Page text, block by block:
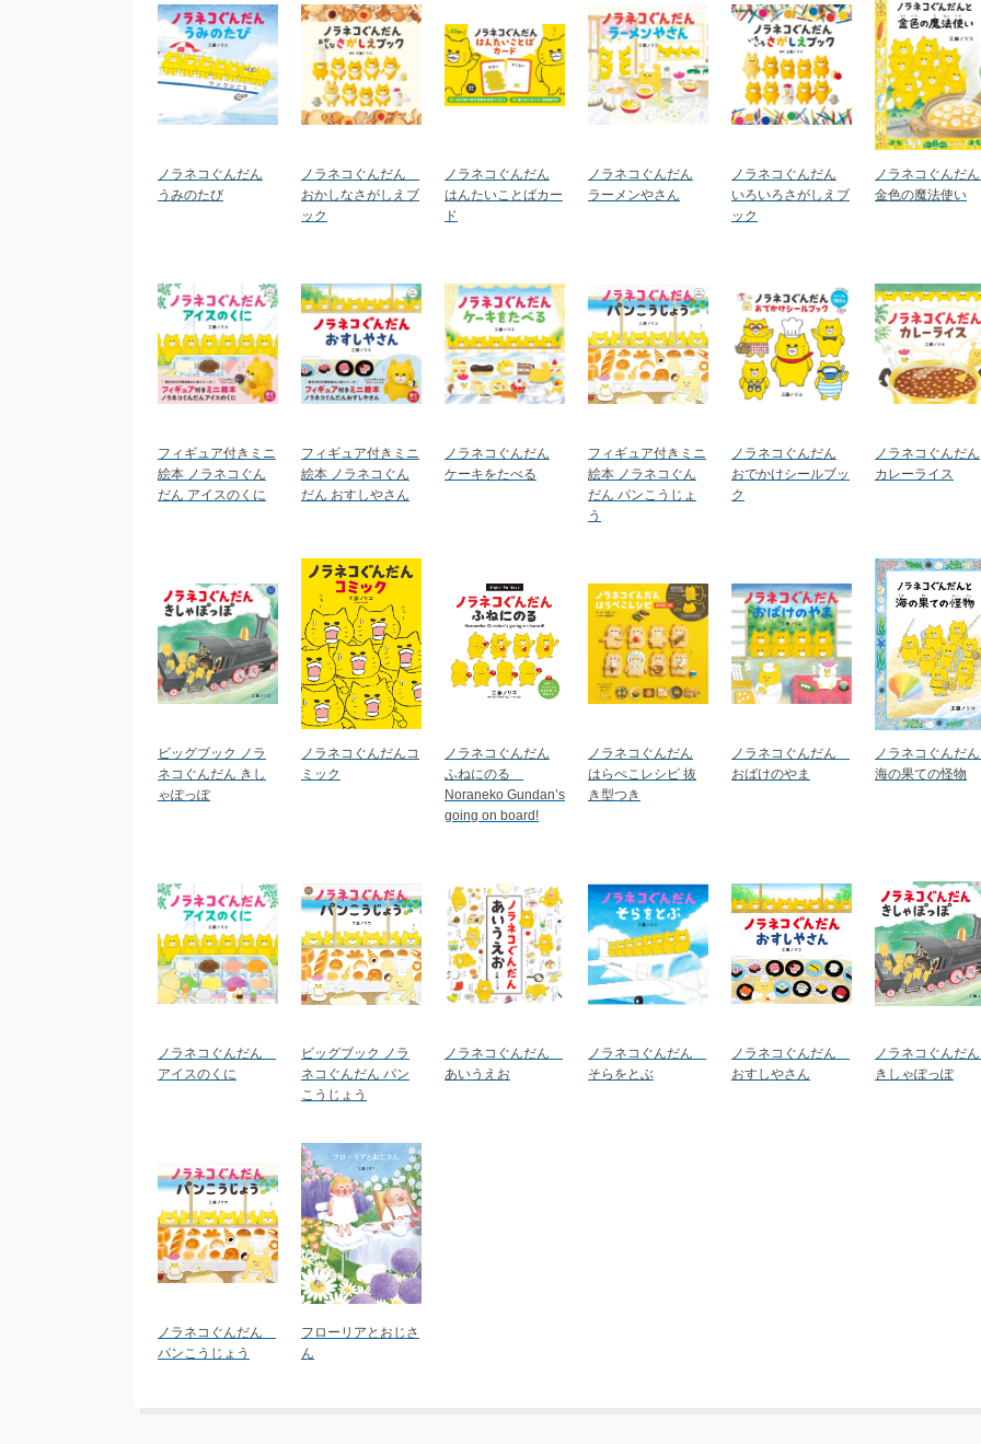
ノラネコぐんだん
うみのたび
ノラネコぐんだん
おかしなさがしえブ
ック
ノラネコぐんだん
はんたいことばカー
ド
ノラネコぐんだん
ラーメンやさん
ノラネコぐんだん
いろいろさがしえブ
ック
ノラネコぐんだ
金色の魔法使い
フィギュア付きミニ
絵本 ノラネコぐん
だん アイスのくに
フィギュア付きミニ
絵本 ノラネコぐん
だん おすしやさん
ノラネコぐんだん
ケーキをたべる
フィギュア付きミニ
絵本 ノラネコぐん
だん パンこうじょ
う
ノラネコぐんだん
おでかけシールブッ
ク
ノラネコぐんだん
カレーライス
ビッグブック ノラ
ネコぐんだん きし
ゃぽっぽ
ノラネコぐんだんコ
ミック
ノラネコぐんだん
ふねにのる
Noraneko Gundan’s
going on board!
ノラネコぐんだん
はらぺこレシピ 抜
き型つき
ノラネコぐんだん
おばけのやま
ノラネコぐんだ
海の果ての怪物
ノラネコぐんだん
アイスのくに
ビッグブック ノラ
ネコぐんだん パン
こうじょう
ノラネコぐんだん
あいうえお
ノラネコぐんだん
そらをとぶ
ノラネコぐんだん
おすしやさん
ノラネコぐんだ
きしゃぽっぽ
ノラネコぐんだん
パンこうじょう
フローリアとおじさ
ん